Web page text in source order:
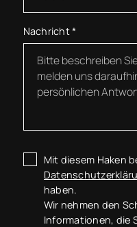
Nachricht*
Mit diesem Haken
haben.
Wir nehmen den
Informationen, die